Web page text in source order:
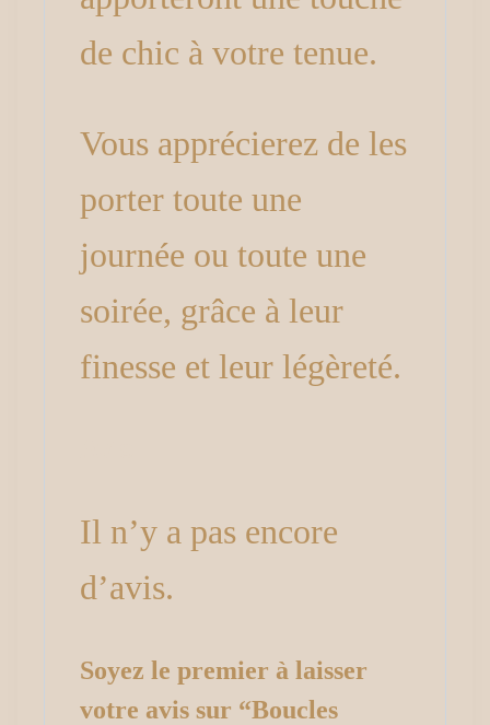
de chic à votre tenue.
Vous apprécierez de les
porter toute une
journée ou toute une
soirée, grâce à leur
finesse et leur légèreté.
Il n’y a pas encore
d’avis.
Soyez le premier à laisser
votre avis sur “Boucles